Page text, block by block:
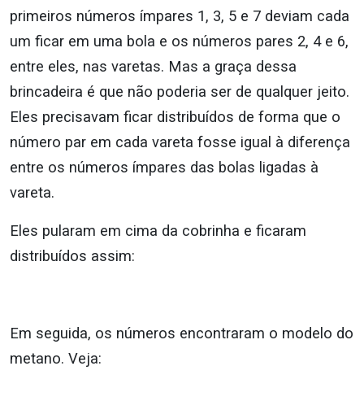
primeiros números ímpares 1, 3, 5 e 7 deviam cada
um ficar em uma bola e os números pares 2, 4 e 6,
entre eles, nas varetas. Mas a graça dessa
brincadeira é que não poderia ser de qualquer jeito.
Eles precisavam ficar distribuídos de forma que o
número par em cada vareta fosse igual à diferença
entre os números ímpares das bolas ligadas à
vareta.
Eles pularam em cima da cobrinha e ficaram
distribuídos assim:
Em seguida, os números encontraram o modelo do
metano. Veja: